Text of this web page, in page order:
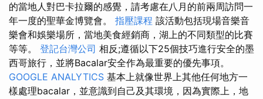
的當地人對巴卡拉爾的感覺，請考慮在八月的前兩周訪問一
年一度的聖華金博覽會。 指壓課程 該活動包括現場音樂音
樂會和娛樂場所，當地美食經銷商，湖上的不同類型的比賽
等等。 登記台灣公司 相反;遵循以下25個技巧進行安全的墨
西哥旅行，並將Bacalar安全作為最重要的優先事項。
GOOGLE ANALYTICS 基本上就像世界上其他任何地方一
樣處理bacalar，並意識到自己及其環境，因為實際上，地